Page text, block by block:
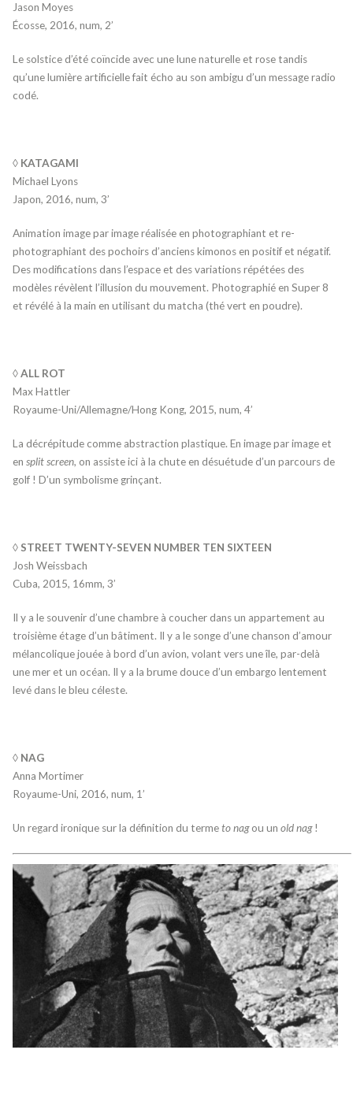
Jason Moyes
Écosse, 2016, num, 2’
Le solstice d’été coïncide avec une lune naturelle et rose tandis
qu’une lumière artificielle fait écho au son ambigu d’un message radio
codé.
◊ KATAGAMI
Michael Lyons
Japon, 2016, num, 3’
Animation image par image réalisée en photographiant et re-
photographiant des pochoirs d’anciens kimonos en positif et négatif.
Des modifications dans l’espace et des variations répétées des
modèles révèlent l’illusion du mouvement. Photographié en Super 8
et révélé à la main en utilisant du matcha (thé vert en poudre).
◊ ALL ROT
Max Hattler
Royaume-Uni/Allemagne/Hong Kong, 2015, num, 4’
La décrépitude comme abstraction plastique. En image par image et
ensplit screen, on assiste ici à la chute en désuétude d’un parcours de
golf ! D’un symbolisme grinçant.
◊ STREET TWENTY-SEVEN NUMBER TEN SIXTEEN
Josh Weissbach
Cuba, 2015, 16mm, 3’
Il y a le souvenir d’une chambre à coucher dans un appartement au
troisième étage d’un bâtiment. Il y a le songe d’une chanson d’amour
mélancolique jouée à bord d’un avion, volant vers une île, par-delà
une mer et un océan. Il y a la brume douce d’un embargo lentement
levé dans le bleu céleste.
◊ NAG
Anna Mortimer
Royaume-Uni, 2016, num, 1’
Un regard ironique sur la définition du termeto nagou unold nag!